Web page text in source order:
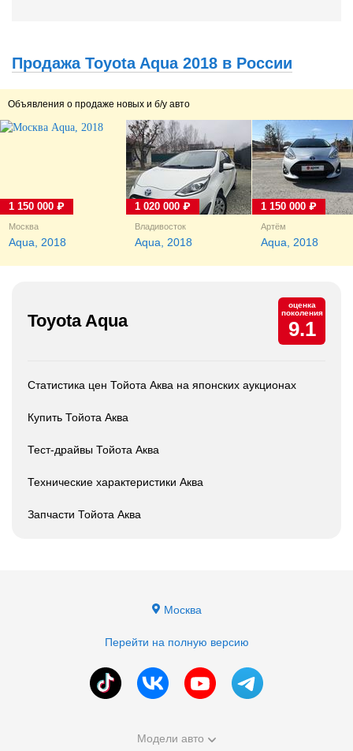
Продажа Toyota Aqua 2018 в России
Объявления о продаже новых и б/у авто
Москва
Aqua, 2018
1 150 000 ₽
Владивосток
Aqua, 2018
1 020 000 ₽
Артём
Aqua, 2018
1 150 000 ₽
Toyota Aqua
оценка
поколения
9.1
Статистика цен Тойота Аква на японских аукционах
Купить Тойота Аква
Тест-драйвы Тойота Аква
Технические характеристики Аква
Запчасти Тойота Аква
Москва
Перейти на полную версию
Модели авто